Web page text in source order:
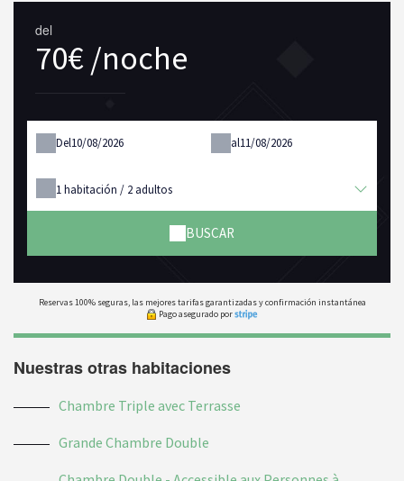
del
70€ /noche
Del al
1habitación / 2 adultos
BUSCAR
Reservas 100% seguras, las mejores tarifas garantizadas y confirmación instantánea
Pago asegurado por
Nuestras otras habitaciones
Chambre Triple avec Terrasse
Grande Chambre Double